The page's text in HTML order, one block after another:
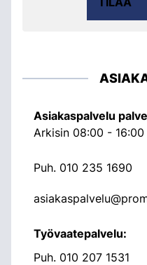
Asiakaspalvelu
Arkisin 08:00 - 16:00
Puh. 010 235 1690
Työvaatepalvelu:
Puh. 010 207 1531